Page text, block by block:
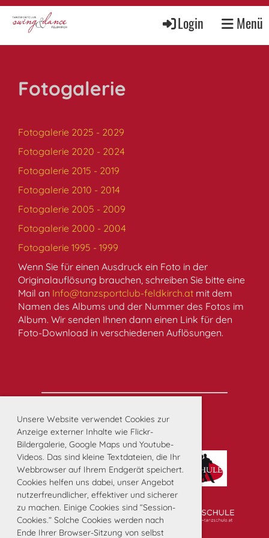
Unsere Website verwendet Cookies zur
Anzeige externer Inhalte wie Flickr-
Bildergalerie, Google Maps und Youtube-
Videos. Das sind kleine Textdateien, die Ihr
Webbrowser auf Ihrem Endgerät speichert.
Cookies helfen uns dabei, unser Angebot
nutzerfreundlicher, effektiver und sicherer
zu machen. Einige Cookies sind “Session-
Cookies.” Solche Cookies werden nach
Ende Ihrer Browser-Sitzung von selbst
Login Menü
Fotogalerie
Fotogalerie 2025 - 2029
Fotogalerie 2020 - 2024
Fotogalerie 2015 - 2019
Fotogalerie 2010 - 2014
Fotogalerie 2005 - 2009
Fotogalerie 2000 - 2004
Fotogalerie 1995 - 1999
Wenn Sie für einen Ausdruck ein Foto in der
Originalauflösung brauchen, schreiben Sie bitte eine
Mail an Info@tanzsportclub-feldkirch.at mit dem
Namen des Albums und der Nummer des Fotos im
Album. Wir senden Ihnen dann einen Link für den
Foto-Download in verschiedenen Auflösungen.
Unsere Partner: